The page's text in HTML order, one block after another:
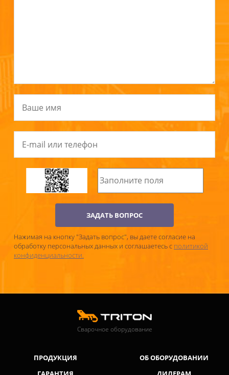
ЗАДАТЬ ВОПРОС
Нажимая на кнопку "Задать вопрос", вы даете согласие на
обработку персональных данных и соглашаетесь c политикой
конфиденциальности.
Сварочное оборудование
ПРОДУКЦИЯ
ОБ ОБОРУДОВАНИИ